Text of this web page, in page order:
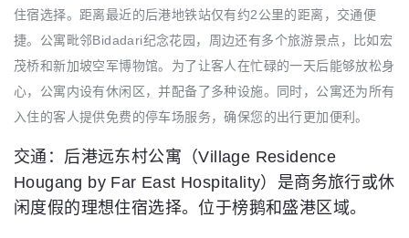
住宿选择。距离最近的后港地铁站仅有约2公里的距离，交通便
捷。公寓毗邻Bidadari纪念花园，周边还有多个旅游景点，比如宏
茂桥和新加坡空军博物馆。为了让客人在忙碌的一天后能够放松身
心，公寓内设有休闲区，并配备了多种设施。同时，公寓还为所有
入住的客人提供免费的停车场服务，确保您的出行更加便利。
交通：后港远东村公寓（Village Residence
Hougang by Far East Hospitality）是商务旅行或休
闲度假的理想住宿选择。位于榜鹅和盛港区域。